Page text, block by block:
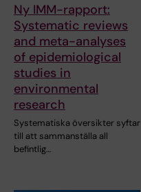
Ny IMM-rapport:
Systematic reviews
and meta-analyses
of epidemiological
studies in
environmental
research
Systematiska översikter syftar
till att sammanställa all
befintlig…